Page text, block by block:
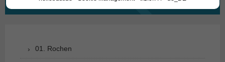
nach:
01. Rochen